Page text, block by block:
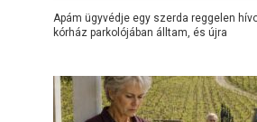
Apám ügyvédje egy szerda reggelen
kórház parkolójában álltam, és újra